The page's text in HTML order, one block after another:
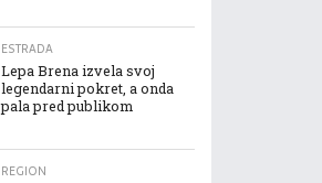
ESTRADA
Lepa Brena izvela svoj
legendarni pokret, a onda
pala pred publikom
REGION